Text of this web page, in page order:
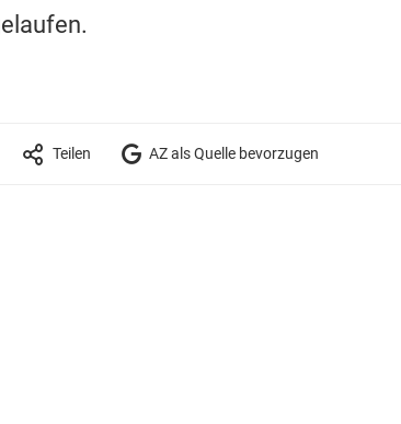
Teilen AZ als Quelle bevorzugen